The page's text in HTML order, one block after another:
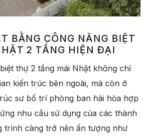
BẰNG CÔNG NĂNG BIỆT
2 TẦNG HIỆN ĐẠI
thự 2 tầng mái Nhật không chỉ
kiến trúc bên ngoài, mà còn ở
sư bố trí phòng ban hài hòa hợp
nhu cầu sử dụng của các thành
trình càng trở nên ấn tượng như